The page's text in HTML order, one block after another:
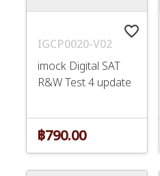
favorite_border
IGCP0020-V02
imock Digital SAT
R&W Test 4 update
฿790.00